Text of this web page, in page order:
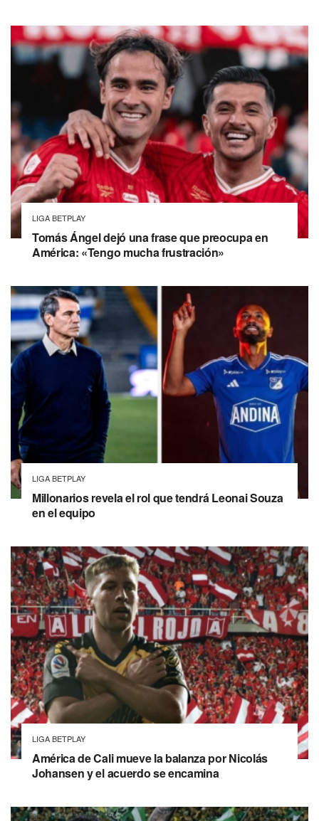
LIGA BETPLAY
Tomás Ángel dejó una frase que preocupa en
América: «Tengo mucha frustración»
LIGA BETPLAY
Millonarios revela el rol que tendrá Leonai Souza
en el equipo
LIGA BETPLAY
América de Cali mueve la balanza por Nicolás
Johansen y el acuerdo se encamina